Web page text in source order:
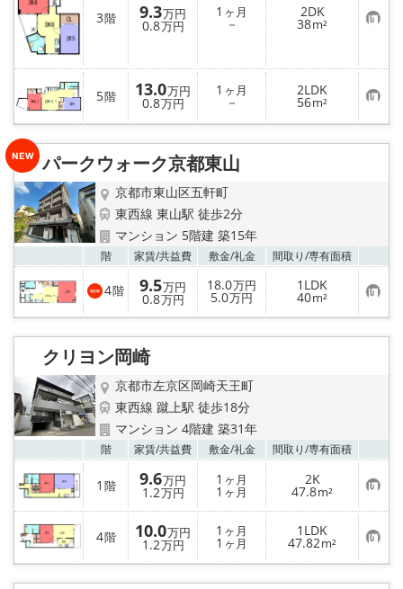
3階 9.3万円
0.8万円
1 ヶ月
－
2DK
38m² お
気
に
入
り
登
録
5階 13.0万円
0.8万円
1 ヶ月
－
2LDK
56m² お
気
に
入
パークウォーク京都東山
京都市東山区五軒町
東西線 東山駅 徒歩2分
マンション 5階建 築15年
階 家賃/共益費 敷金/礼金 間取り/専有面積
4階 9.5万円
0.8万円
18.0万円
5.0万円
1LDK
40m² お
気
に
入
クリヨン岡崎
京都市左京区岡崎天王町
東西線 蹴上駅 徒歩18分
マンション 4階建 築31年
階 家賃/共益費 敷金/礼金 間取り/専有面積
1 階 9.6万円
1.2万円
1 ヶ月
1 ヶ月
2K
47.8m² お
気
に
入
り
登
録
4階 10.0万円
1.2万円
1 ヶ月
1 ヶ月
1LDK
47.82m² お
気
に
入